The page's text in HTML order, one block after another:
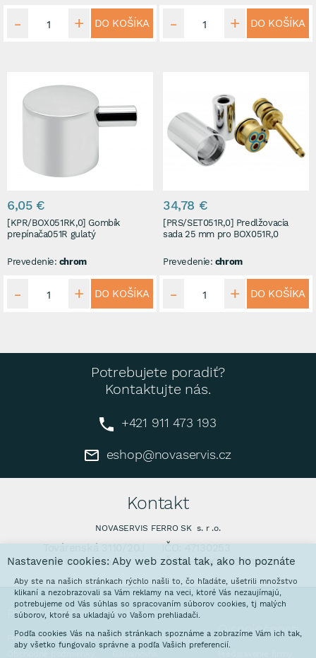
DO KOŠÍKA DO KOŠÍKA
6,05 €
[KPR/BOX051RK,0] Gombík
prepínača051R gulatý
Prevedenie: chrom
DO KOŠÍKA
34,78 €
[PRS/SET051R,0] Predlžovacia
sada 25 mm pro BOX051R,0
Prevedenie: chrom
DO KOŠÍKA
Potrebujete poradiť?
Kontaktujte nás.
+421 911 473 193
eshop@novaservis.cz
Kontakt
NOVASERVIS FERRO SK s. r .o.
Továrenská 3110/20J
905 01 Senica
IČO: 47130253
IČ DPH: SK2023771640
Pre zákazníkov
Prečo nakupovať u nás
Aktuality
Interaktívne katalógy
O spoločnosti
Nastavenie cookies: Aby web zostal tak, ako ho poznáte
Aby ste na našich stránkach rýchlo našli to, čo hľadáte, ušetrili množstvo
klikaní a nezobrazovali sa Vám reklamy na veci, ktoré Vás nezaujímajú,
potrebujeme od Vás súhlas so spracovaním súborov cookies, tj malých
súborov, ktoré sa ukladajú vo Vašom prehliadači.
Podľa cookies Vás na našich stránkach spoznáme a zobrazíme Vám ich tak,
aby všetko fungovalo správne a podľa Vašich preferencií.